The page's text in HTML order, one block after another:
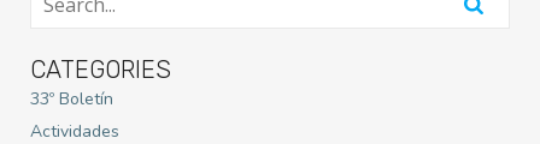
CATEGORIES
33º Boletín
Actividades